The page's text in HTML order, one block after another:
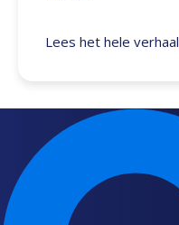
Lees het hele verhaal